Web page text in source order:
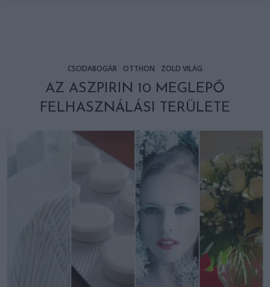
CSODABOGÁR OTTHON ZÖLD VILÁG
AZ ASZPIRIN 10 MEGLEPŐ
FELHASZNÁLÁSI TERÜLETE